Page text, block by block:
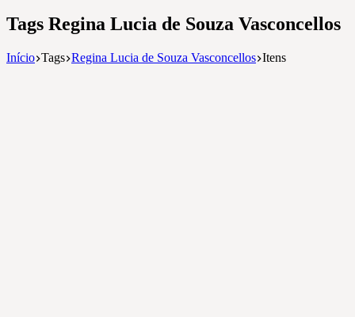
Tags Regina Lucia de Souza Vasconcellos
Início Tags Regina Lucia de Souza Vasconcellos Itens